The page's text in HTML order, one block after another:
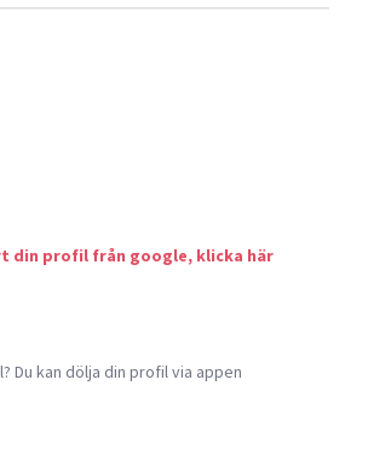
din profil från google, klicka här
Du kan dölja din profil via appen